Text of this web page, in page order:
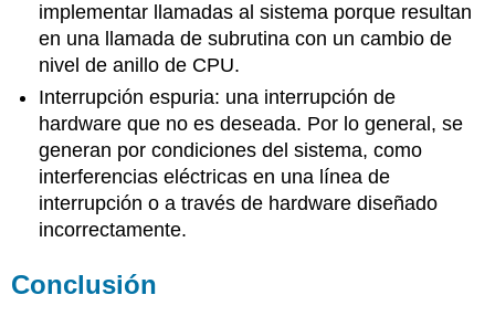
implementar llamadas al sistema porque resultan
en una llamada de subrutina con un cambio de
nivel de anillo de CPU.
Interrupción espuria: una interrupción de
hardware que no es deseada. Por lo general, se
generan por condiciones del sistema, como
interferencias eléctricas en una línea de
interrupción o a través de hardware diseñado
incorrectamente.
Conclusión